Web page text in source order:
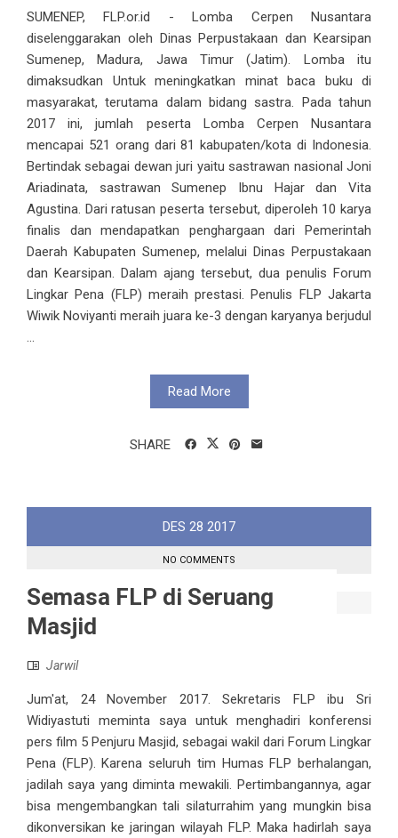
SUMENEP, FLP.or.id - Lomba Cerpen Nusantara
diselenggarakan oleh Dinas Perpustakaan dan Kearsipan
Sumenep, Madura, Jawa Timur (Jatim). Lomba itu
dimaksudkan Untuk meningkatkan minat baca buku di
masyarakat, terutama dalam bidang sastra. Pada tahun
2017 ini, jumlah peserta Lomba Cerpen Nusantara
mencapai 521 orang dari 81 kabupaten/kota di Indonesia.
Bertindak sebagai dewan juri yaitu sastrawan nasional Joni
Ariadinata, sastrawan Sumenep Ibnu Hajar dan Vita
Agustina. Dari ratusan peserta tersebut, diperoleh 10 karya
finalis dan mendapatkan penghargaan dari Pemerintah
Daerah Kabupaten Sumenep, melalui Dinas Perpustakaan
dan Kearsipan. Dalam ajang tersebut, dua penulis Forum
Lingkar Pena (FLP) meraih prestasi. Penulis FLP Jakarta
Wiwik Noviyanti meraih juara ke-3 dengan karyanya berjudul
Read More
SHARE
DES 28 2017
NO COMMENTS
Semasa FLP di Seruang
Masjid
Jarwil
Jum'at, 24 November 2017. Sekretaris FLP ibu Sri
Widiyastuti meminta saya untuk menghadiri konferensi
pers film 5 Penjuru Masjid, sebagai wakil dari Forum Lingkar
Pena (FLP). Karena seluruh tim Humas FLP berhalangan,
jadilah saya yang diminta mewakili. Pertimbangannya, agar
bisa mengembangkan tali silaturrahim yang mungkin bisa
dikonversikan ke jaringan wilayah FLP. Maka hadirlah saya